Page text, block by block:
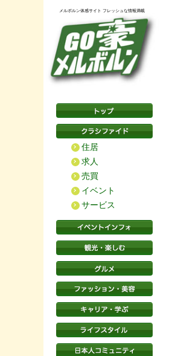
メルボルン体感サイト フレッシュな情報満載
住居
求人
売買
イベント
サービス